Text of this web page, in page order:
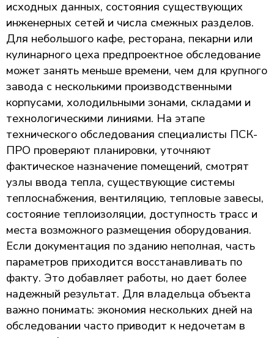
исходных данных, состояния существующих
инженерных сетей и числа смежных разделов.
Для небольшого кафе, ресторана, пекарни или
кулинарного цеха предпроектное обследование
может занять меньше времени, чем для крупного
завода с несколькими производственными
корпусами, холодильными зонами, складами и
технологическими линиями. На этапе
технического обследования специалисты ПСК-
ПРО проверяют планировки, уточняют
фактическое назначение помещений, смотрят
узлы ввода тепла, существующие системы
теплоснабжения, вентиляцию, тепловые завесы,
состояние теплоизоляции, доступность трасс и
места возможного размещения оборудования.
Если документация по зданию неполная, часть
параметров приходится восстанавливать по
факту. Это добавляет работы, но дает более
надежный результат. Для владельца объекта
важно понимать: экономия нескольких дней на
обследовании часто приводит к недочетам в